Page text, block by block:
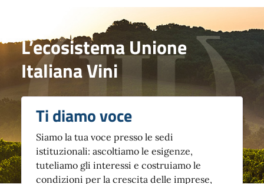
L’ecosistema Unione
Italiana Vini
Ti diamo voce
Siamo la tua voce presso le sedi
istituzionali: ascoltiamo le esigenze,
tuteliamo gli interessi e costruiamo le
condizioni per la crescita delle imprese,